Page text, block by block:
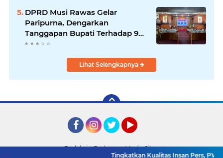
DPRD Musi Rawas Gelar
Paripurna, Dengarkan
Tanggapan Bupati Terhadap 9
Raperda Inisiatif
Lihat Selengkapnya
Redaksi
Pedoman Media Siber
Tingkatkan Kualitas Insan Pers, PWI